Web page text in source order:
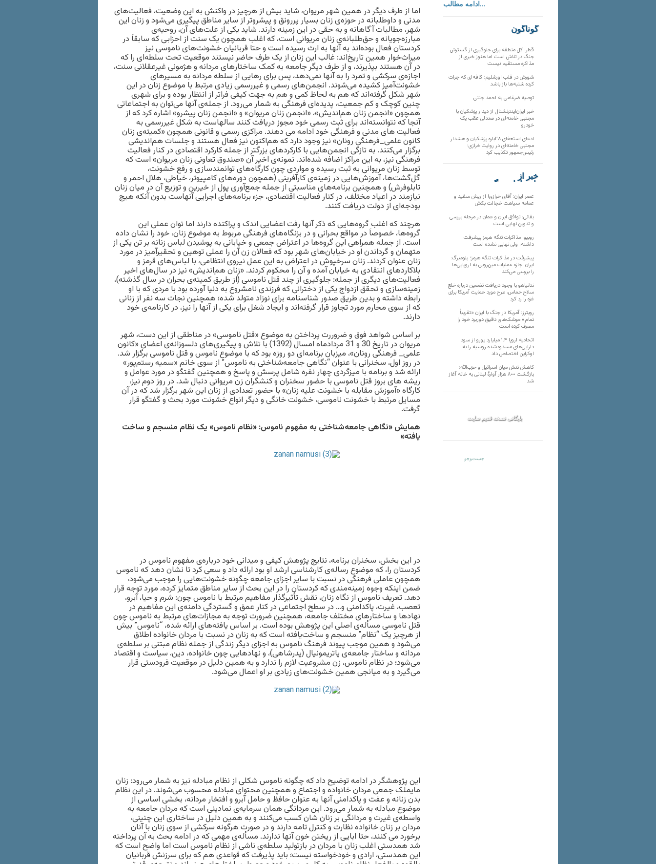
اما از طرف دیگر در همین شهر مریوان، شاید بیش از هرچیز در واکنش به این وضعیت، فعالیت‌های
مدنی و داوطلبانه در حوزه‌ی زنان بسیار پررونق و پیشروتر از سایر مناطق پیگیری می‌شود و زنان این
شهر، مطالبات آگاهانه و به حقی در این زمینه دارند. شاید یکی از علت‌های آن، روحیه‌ی
مبارزه‌جویانه و حق‌طلبانه‌ی زنان مریوانی است، که اغلب همچون یک سنت از احزابی که سابقاَ در
کردستان فعال بوده‌اند به آنها به ارث رسیده است و حتا قربانیان خشونت‌های ناموسی نیز
میراث‌خوار همین تاریخ‌اند: غالب این زنان از یک طرف حاضر نیستند موقعیت تحت سلطه‌ای را که
در آن هستند بپذیرند، و از طرف دیگر جامعه‌ به کمک ساختارهای مردانه و هژمونی غیرعقلانی سنت،
اجازه‌ی سرکشی و تمرد را به آنها نمی‌دهد، پس برای رهایی از سلطه مردانه به مسیرهای
خشونت‌آمیز کشیده می‌شوند. انجمن‌های رسمی و غیررسمی زیادی مرتبط با موضوع زنان در این
شهر شکل گرفته‌اند که هم به لحاظ کمی و هم به جهت کیفی فراتر از انتظار بوده و برای شهری
چنین کوچک و کم جمعیت، پدیده‌ای فرهنگی به شمار می‌رود. از جمله‌ی آنها می‌توان به اجتماعاتی
همچون «انجمن زنان هم‌اندیش»، «انجمن زنان مریوان» و «انجمن زنان پیشرو» اشاره کرد که از
آنجا که نتوانسته‌اند برای ثبت رسمی خود مجوز دریافت کنند سالهاست به شکل غیررسمی به
فعالیت های مدنی و فرهنگی خود ادامه می دهند. مراکزی رسمی و قانونی همچون «کمیته‌ی زنان
کانون علمی_فرهنگی رونان» نیز وجود دارد که هم‌اکنون نیز فعال هستند و جلسات هم‌اندیشی
برگزار می‌کنند. به تازگی انجمن‌هایی با کارکردهای بزرگتر از جمله کارکرد اقتصادی در کنار فعالیت
فرهنگی نیز، به این مراکز اضافه شده‌اند. نمونه‌ی اخیر آن «صندوق تعاونی زنان مریوان» است که
توسط زنان مریوانی به ثبت رسیده و مواردی چون کارگاه‌های توانمندسازی و رفع خشونت،
گل‌گشت‌ها، آموزش‌هایی در زمینه‌ی کارآفرینی (همچون دوره‌های کامپیوتر، خیاطی، هلال احمر و
تابلوفرش) و همچنین برنامه‌های مناسبتی از جمله جمع‌آوری پول از خیرین و توزیع آن در میان زنان
نیازمند در اعیاد مختلف، در کنار فعالیت اقتصادی، جزء برنامه‌های اجرایی آنهاست بدون آنکه هیچ
بودجه‌ای از دولت دریافت کنند.
هرچند که اغلب گروه‌هایی که ذکر آنها رفت اعضایی اندک و پراکنده دارند اما توان عملی این
گروه‌ها، خصوصاَ در مواقع بحرانی و در بزنگاه‌های فرهنگی مربوط به موضوع زنان، خود را نشان داده
است. از جمله همراهی این گروه‌ها در اعتراض جمعی و خیابانی به پوشیدن لباس زنانه بر تن یکی از
متهمان و گرداندن او در خیابان‌های شهر بود که فعالان زن آن را عملی توهین و تحقیرآمیز در مورد
زنان عنوان کردند. زنان سرخپوش در اعتراض به این عمل نیروی انتظامی، با لباس‌های قرمز و
بلاکاردهای انتقادی به خیابان آمده و آن را محکوم کردند. «زنان هم‌اندیش» نیز در سال‌های اخیر
فعالیت‌های دیگری از جمله: جلوگیری از چند قتل‌ ناموسی (از طریق کمیته‌ی بحران در سال گذشته)،
زمینه‌سازی و تحقق ازدواج یکی از دخترانی که فرزندی نامشروع به دنیا آورده بود با مردی که با او
رابطه داشته و بدین طریق صدور شناسنامه برای نوزاد متولد شده؛ همچنین نجات سه نفر از زنانی
که از سوی محارم مورد تجاوز قرار گرفته‌اند و ایجاد شغل برای یکی از آنها را نیز، در کارنامه‌ی خود
دارند.
بر اساس شواهد فوق و ضروررت پرداختن به موضوع «قتل ناموسی» در مناطقی از این دست، شهر
مریوان در تاریخ 30 و 31 مردادماه امسال (1392) با تلاش و پیگیری‌های دلسوزانه‌ی اعضای «کانون
علمی_ فرهنگی رونان»، میزبان برنامه‌ای دو روزه بود که با موضوع ناموس و قتل ناموسی برگزار شد.
در روز اول، سخنرانی با عنوان “نگاهی جامعه‌شناختی به ناموس” از سوی خانم «سمیه رستم‌پور»
ارائه شد و برنامه با میزگردی چهار نفره شامل پرسش و پاسخ و همچنین گفتگو در مورد عوامل و
ریشه های بروز قتل ناموسی با حضور سخنران و کنشگران زن مریوانی دنبال شد. در روز دوم نیز،
کارگاه «آموزش مقابله با خشونت علیه زنان» با حضور تعدادی از زنان این شهر برگزار شد که در آن
مسایل مرتبط با خشونت ناموسی، خشونت خانگی و دیگر انواع خشونت مورد بحث و گفتگو قرار
گرفت.
همایش «نگاهی جامعه‌شناختی به مفهوم ناموس: «نظام ناموس» یک نظام منسجم و ساخت
یافته»
در این بخش، سخنران برنامه، نتایج پژوهش کیفی و میدانی خود درباره‌ی مفهوم ناموس در
کردستان را، که موضوع رساله‌ی کارشناسی ارشد او بود ارائه داد و سعی کرد تا نشان دهد که ناموس
همچون عاملی فرهنگی در نسبت با سایر اجزای جامعه چگونه خشونت‌هایی را موجب می‌شود،
ضمن اینکه وجوه زمینه‌مندی که کردستان را در این بحث از سایر مناطق متمایز کرده، مورد توجه قرار
دهد. تعریف ناموس از نگاه زنان، نقش تأثیرگذار مفاهیم مرتبط با ناموس چون: شرم و حیا، آبرو،
تعصب، غیرت، پاکدامنی و… در سطح اجتماعی در کنار عمق و گستردگی دامنه‌ی این مفاهیم در
نهادها و ساختارهای مختلف جامعه، همچنین ضرورت توجه به مجازات‌های مرتبط به ناموس چون
قتل ناموسی مسأله‌ی اصلی این پژوهش بوده است. بر اساس یافته‌های ارائه شده، “ناموس” بیش
از هرچیز یک “نظام” منسجم و ساخت‌یافته است که به زنان در نسبت با مردان خانواده اطلاق
می‌شود و همین موجب پیوند فرهنگ ناموس به اجزای دیگر زندگی از جمله نظام مبتنی بر سلطه‌ی
مردانه و ساختار جامعه‌ی پاتریمونیال (پدرشاهی)، و نهادهایی چون خانواده، دین، سیاست و اقتصاد
می‌شود؛ در نظام ناموس، زن مشروعیت لازم را ندارد و به همین دلیل در موقعیت فرودستی قرار
می‌گیرد و به میانجی همین خشونت‌های زیادی بر او اعمال می‌شود.
این پژوهشگر در ادامه توضیح داد که چگونه ناموس شکلی از نظام مبادله نیز به شمار می‌رود: زنان
مایملک جمعی مردان خانواده و اجتماع و همچنین محتوای مبادله محسوب می‌شوند. در این نظام
بدن زنانه و عفت و پاکدامنی آنها به عنوان حافظ و حامل آبرو و افتخار مردانه، بخشی اساسی از
موضوع مبادله به شمار می‌رود. این مردانگی همان سرمایه‌ی نمادینی است که مردان جامعه به
واسطه‌ی غیرت و مردانگی بر زنان شان کسب می‌کنند و به همین دلیل در ساختاری این چنینی،
مردان بر زنان خانواده نظارت و کنترل تامه دارند و در صورت هرگونه سرکشی از سوی زنان با آنان
برخورد می کنند، حتا ابایی از ریختن خون آنها ندارند. مسأله‌ی مهمی که در ادامه بحث به آن پرداخته
شد همدستی اغلب زنان با مردان در بازتولید سلطه‌ی ناشی از نظام ناموس است اما واضح است که
این همدستی، ارادی و خودخواسته نیست؛ باید پذیرفت که قواعدی هم که برای سرزنش قربانیان
ادامه مطالب...
گوناگون
قطر: کل منطقه برای جلوگیری از گسترش
جنگ در تلاش است اما هنوز خبری از
مذاکره مستقیم نیست
شورش در قلب اورشلیم؛ کافه‌ای که جرات
کرده شنبه‌ها باز باشد
توصیه ضرغامی به احمد جنتی
خبر ایران‌اینترنشنال از دیدار پزشکیان با
مجتبی خامنه‌ای در صندلی عقب یک
خودرو
ادعای استعفای ۲۸باره پزشکیان و هشدار
مجتبی خامنه‌ای در روایت خرازی؛
رئیس‌جمهور تکذیب کرد
خبر از
تارنماهای دیگر
عصر ایران: آقای خرازی! از ریش سفید و
عمامه سیاهت خجالت بکش
بقائی: توافق ایران و عمان در مرحله بررسی
و تدوین نهایی است
روبیو: مذاکرات تنگه هرمز پیشرفت
داشته، ولی نهایی نشده است
پیشرفت در مذاکرات تنگه هرمز؛ بلومبرگ:
ایران اجازه عملیات مین‌روبی به اروپایی‌ها
را بررسی می‌کند
نتانیاهو با وجود دریافت تضمین درباره خلع
سلاح حماس، طرح مورد حمایت آمریکا برای
غزه را رد کرد
رویترز: آمریکا در جنگ با ایران «تقریباً
تمام» موشک‌های دقیق دوربرد خود را
مصرف کرده است
اتحادیه اروپا ۱.۴ میلیارد یورو از سود
دارایی‌های مسدودشده روسیه را به
اوکراین ‏اختصاص داد
کاهش تنش میان اسرائیل و حزب‌الله؛
بازگشت ۸۰۰ هزار آوارۀ لبنانی به خانه‌ آغاز
شد
بایگانی نسخه قدیم سایت